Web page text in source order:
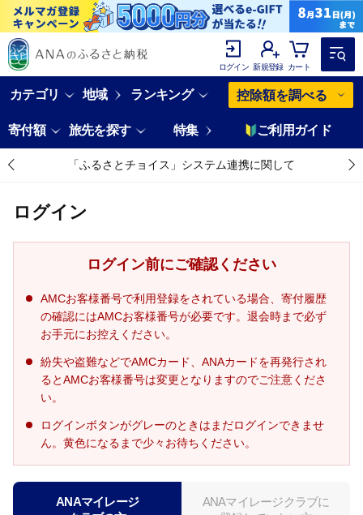
ログイン 新規登録 カート
カテゴリ 地域 ランキング 控除額を調べる
寄付額 旅先を探す 特集 ご利用ガイド
「ふるさとチョイス」システム連携に関して
ログイン
ログイン前にご確認ください
AMCお客様番号で利用登録をされている場合、寄付履歴
の確認にはAMCお客様番号が必要です。退会時まで必ず
お手元にお控えください。
紛失や盗難などでAMCカード、ANAカードを再発行され
るとAMCお客様番号は変更となりますのでご注意くださ
い。
ログインボタンがグレーのときはまだログインできませ
ん。黄色になるまで少々お待ちください。
ANAマイレージ
ANAマイレージクラブに